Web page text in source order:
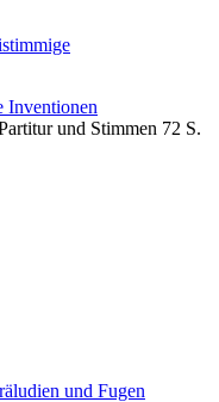
Inventionen
und Stimmen 72 S.